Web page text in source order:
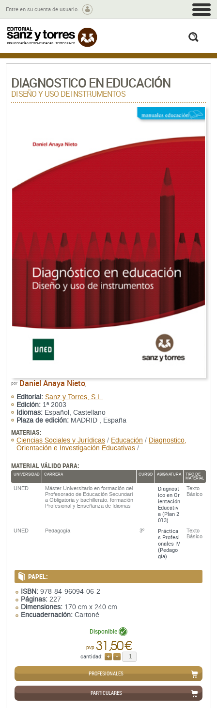
Entre en su cuenta de usuario.
DIAGNOSTICO EN EDUCACIÓN
DISEÑO Y USO DE INSTRUMENTOS
por Daniel Anaya Nieto
Editorial: Sanz y Torres, S.L.
Edición: 1ª 2003
Idiomas: Español, Castellano
Plaza de edición: MADRID , España
MATERIAS:
Ciencias Sociales y Jurídicas / Educación / Diagnostico,
Orientación e Investigación Educativas /
MATERIAL VÁLIDO PARA:
UNIVERSIDAD CARRERA CURSO ASIGNATURA
TIPO DE
MATERIAL
UNED
Máster Universitario en formación del
Profesorado de Educación Secundari
a Obligatoria y bachillerato, formación
Profesional y Enseñanza de Idiomas
Diagnost
ico en Or
ientación
Educativ
a (Plan 2
013)
Texto
Básico
UNED Pedagogía 3º
Práctica
s Profesi
onales IV
(Pedago
gía)
Texto
Básico
PAPEL:
ISBN: 978-84-96094-06-2
Páginas: 227
Dimensiones: 170 cm x 240 cm
Encuadernación: Cartoné
Disponible
pvp. 31,50 €
cantidad:
PROFESIONALES
PARTICULARES